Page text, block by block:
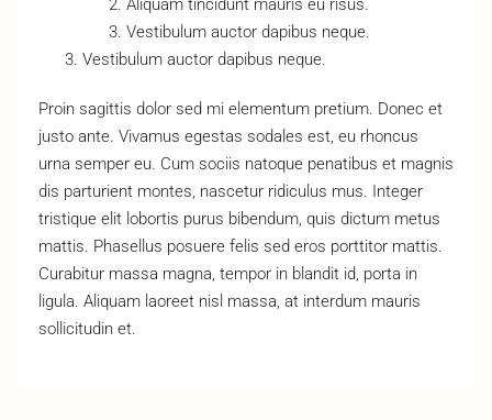
Aliquam tincidunt mauris eu risus.
Vestibulum auctor dapibus neque.
Vestibulum auctor dapibus neque.
Proin sagittis dolor sed mi elementum pretium. Donec et
justo ante. Vivamus egestas sodales est, eu rhoncus
urna semper eu. Cum sociis natoque penatibus et magnis
dis parturient montes, nascetur ridiculus mus. Integer
tristique elit lobortis purus bibendum, quis dictum metus
mattis. Phasellus posuere felis sed eros porttitor mattis.
Curabitur massa magna, tempor in blandit id, porta in
ligula. Aliquam laoreet nisl massa, at interdum mauris
sollicitudin et.